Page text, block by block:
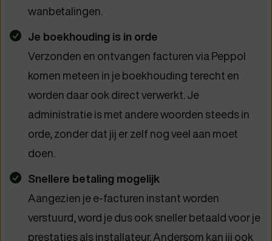
wanbetalingen.
Je boekhouding is in orde
Verzonden en ontvangen facturen via Peppol
komen meteen in je boekhouding terecht en
worden daar ook direct verwerkt. Je
administratie is met andere woorden steeds in
orde, zonder dat jij er zelf nog veel aan moet
doen.
Snellere betaling mogelijk
Aangezien je e-facturen instant worden
verstuurd, word je dus ook sneller betaald voor je
prestaties als installateur. Andersom kan jij ook